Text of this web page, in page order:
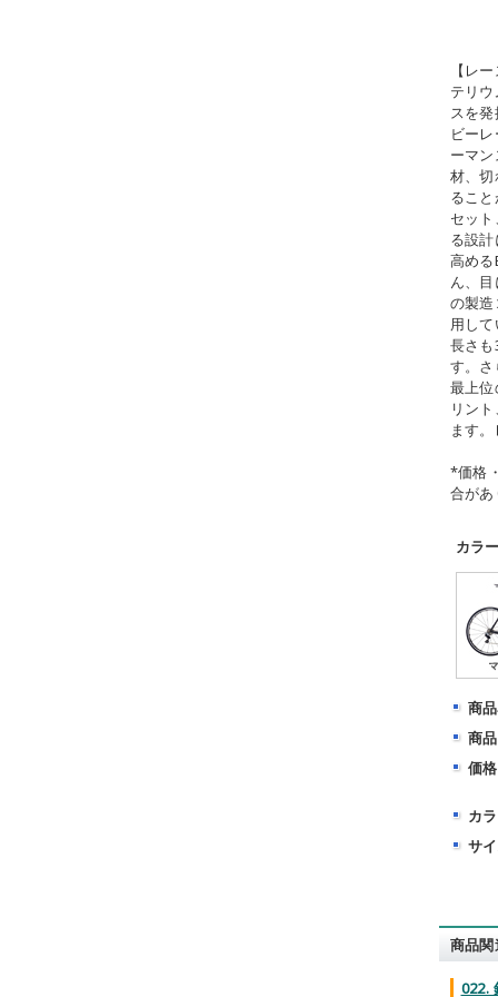
【レ
テリ
スを
ビー
ーマ
材、
るこ
セッ
る設
高め
ん、
の製
用し
長さ
す。
最上
リン
ます
*価格
合が
カラ
商
商
価格
カ
サ
商品
022.